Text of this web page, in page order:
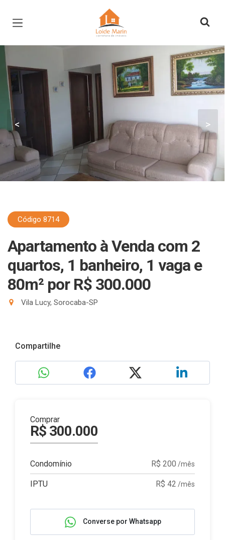
Página inicial
< >
Código 8714
Apartamento à Venda com 2
quartos, 1 banheiro, 1 vaga e
80m² por R$ 300.000
Vila Lucy, Sorocaba-SP
Compartilhe
Comprar
R$ 300.000
Condomínio R$ 200 /mês
IPTU R$ 42 /mês
Converse por Whatsapp